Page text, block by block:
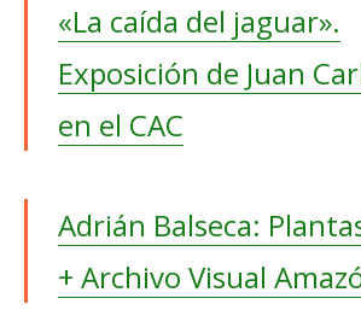
«La caída del jaguar».
Exposición de Juan
en el CAC
Adrián Balseca:
+ Archivo Visual